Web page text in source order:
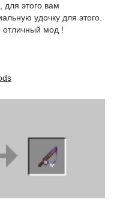
для этого вам
удочку для этого.
отличный мод !